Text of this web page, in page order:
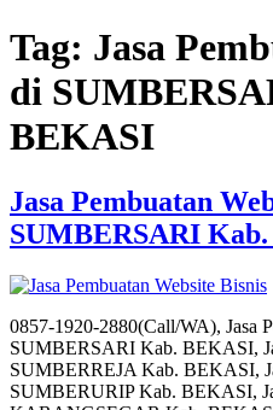
Tag: Jasa
di
BEKASI
Jasa Pembuatan
SUMBERSARI
0857-1920-2880(Call/WA), Jasa
SUMBERSARI Kab. BEKASI,
SUMBERREJA Kab. BEKASI,
SUMBERURIP Kab. BEKASI,